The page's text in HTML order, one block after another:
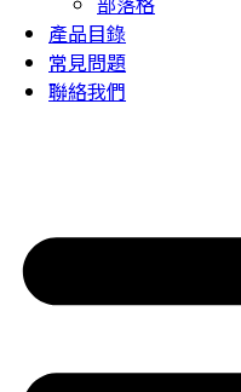
產品目錄
常見問題
聯絡我們